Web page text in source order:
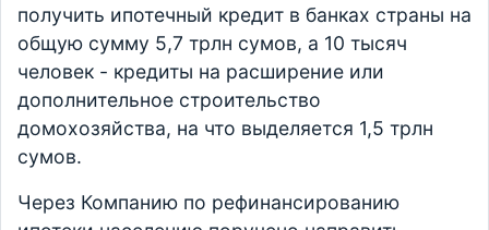
получить ипотечный кредит в банках страны на
общую сумму 5,7 трлн сумов, а 10 тысяч
человек - кредиты на расширение или
дополнительное строительство
домохозяйства, на что выделяется 1,5 трлн
сумов.
Через Компанию по рефинансированию